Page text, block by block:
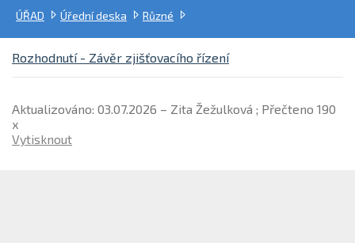
ÚŘAD Úřední deska Různé
Rozhodnutí - Závěr zjišťovacího řízení
Aktualizováno: 03.07.2026 – Zita Žežulková ; Přečteno 190
x
Vytisknout